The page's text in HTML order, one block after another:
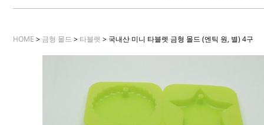
HOME > 금형 몰드 > 타블렛 > 국내산 미니 타블렛 금형 몰드 (엔틱 원, 별) 4구